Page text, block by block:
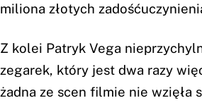
miliona złotych
Z kolei Patryk Vega
zegarek, który jest dwa razy
żadna ze scen filmie nie wzięła